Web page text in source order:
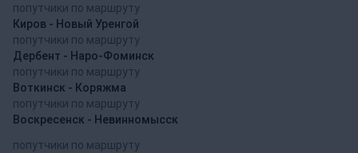
попутчики по маршруту
Киров - Новый Уренгой
попутчики по маршруту
Дербент - Наро-Фоминск
попутчики по маршруту
Воткинск - Коряжма
попутчики по маршруту
Воскресенск - Невинномысск
попутчики по маршруту